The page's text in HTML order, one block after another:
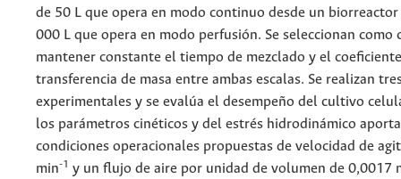
de 50 L que opera en modo continuo desde un
000 L que opera en modo perfusión. Se seleccionan como
mantener constante el tiempo de mezclado y el
transferencia de masa entre ambas escalas. Se realizan
experimentales y se evalúa el desempeño del cultivo
los parámetros cinéticos y del estrés hidrodinámico
condiciones operacionales propuestas de velocidad de
min-1 y un flujo de aire por unidad de volumen de 0,0017